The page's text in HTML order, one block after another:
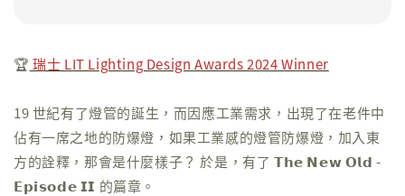
🏆 瑞士 LIT Lighting Design Awards 2024 Winner
19 世紀有了燈管的誕生，而因應工業需求，出現了在老件中
佔有一席之地的防爆燈，如果工業感的燈管防爆燈，加入東
方的詮釋，那會是什麼樣子？ 於是，有了 𝗧𝗵𝗲 𝗡𝗲𝘄 𝗢𝗹𝗱 -
𝗘𝗽𝗶𝘀𝗼𝗱𝗲 𝗜𝗜 的篇章。